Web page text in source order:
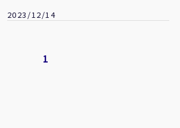
2023/12/14
1